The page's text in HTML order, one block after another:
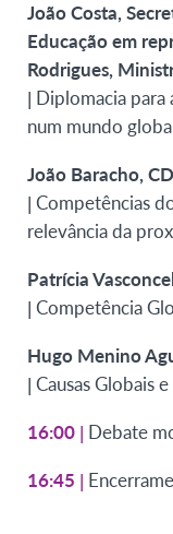
João Costa,
Educação em
Rodrigues,
| Diplomacia para
num mundo
João Baracho,
| Competências
relevância da
Patrícia
| Competência
Hugo Menino
| Causas Globais
16:00 | Debate
16:45 |